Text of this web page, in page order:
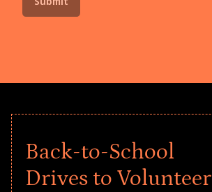
Back-to-School
Drives to Volunteer